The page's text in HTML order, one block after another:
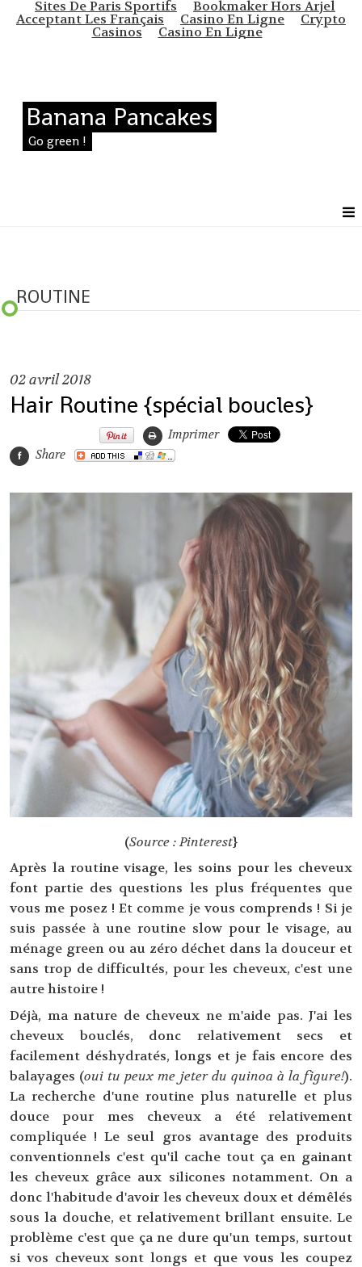
Sites De Paris Sportifs Bookmaker Hors Arjel
Acceptant Les Français Casino En Ligne Crypto
Casinos Casino En Ligne
Banana Pancakes
Go green !
ROUTINE
02avril 2018
Hair Routine {spécial boucles}
Imprimer
Share
(Source : Pinterest}
Après la routine visage, les soins pour les cheveux
font partie des questions les plus fréquentes que
vous me posez ! Et comme je vous comprends ! Si je
suis passée à une routine slow pour le visage, au
ménage green ou au zéro déchet dans la douceur et
sans trop de difficultés, pour les cheveux, c'est une
autre histoire !
Déjà, ma nature de cheveux ne m'aide pas. J'ai les
cheveux bouclés, donc relativement secs et
facilement déshydratés, longs et je fais encore des
balayages (oui tu peux me jeter du quinoa à la figure!).
La recherche d'une routine plus naturelle et plus
douce pour mes cheveux a été relativement
compliquée ! Le seul gros avantage des produits
conventionnels c'est qu'il cache tout ça en gainant
les cheveux grâce aux silicones notamment. On a
donc l'habitude d'avoir les cheveux doux et démêlés
sous la douche, et relativement brillant ensuite. Le
problème c'est que ça ne dure qu'un temps, surtout
si vos cheveux sont longs et que vous les coupez